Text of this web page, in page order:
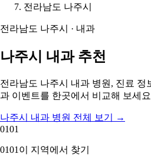
전라남도 나주시
전라남도 나주시 · 내과
나주시 내과 추천
전라남도 나주시 내과 병원, 진료 정
과 이벤트를 한곳에서 비교해 보세
나주시 내과 병원 전체 보기
→
0101
0101 이 지역에서 찾기